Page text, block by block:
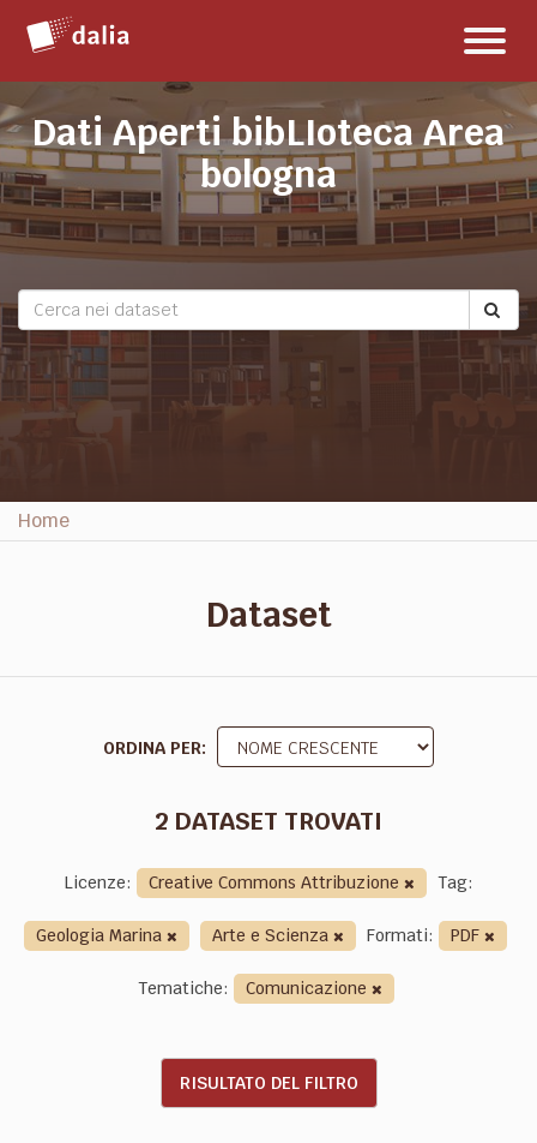
contenuto
Dati Aperti bibLIoteca Area
bologna
Home
Dataset
ORDINA PER
2 DATASET TROVATI
Licenze: Creative Commons Attribuzione
Tag:
Geologia Marina
Arte e Scienza Formati:
PDF
Tematiche:
Comunicazione
RISULTATO DEL FILTRO